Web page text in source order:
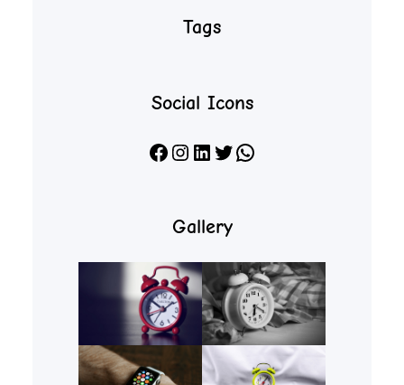
Tags
Social Icons
Facebook Instagram LinkedIn X WhatsApp
Gallery